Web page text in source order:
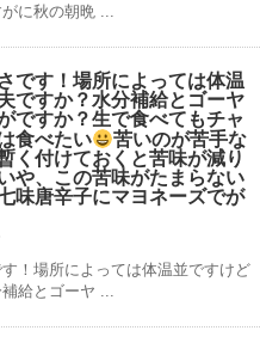
に秋の朝晩 ...
です！場所によっては体温
ですか？水分補給とゴーヤ
ですか？生で食べてもチャ
食べたい
苦いのが苦手な
く付けておくと苦味が減り
や、この苦味がたまらない
味唐辛子にマヨネーズでが
！場所によっては体温並ですけど
給とゴーヤ ...